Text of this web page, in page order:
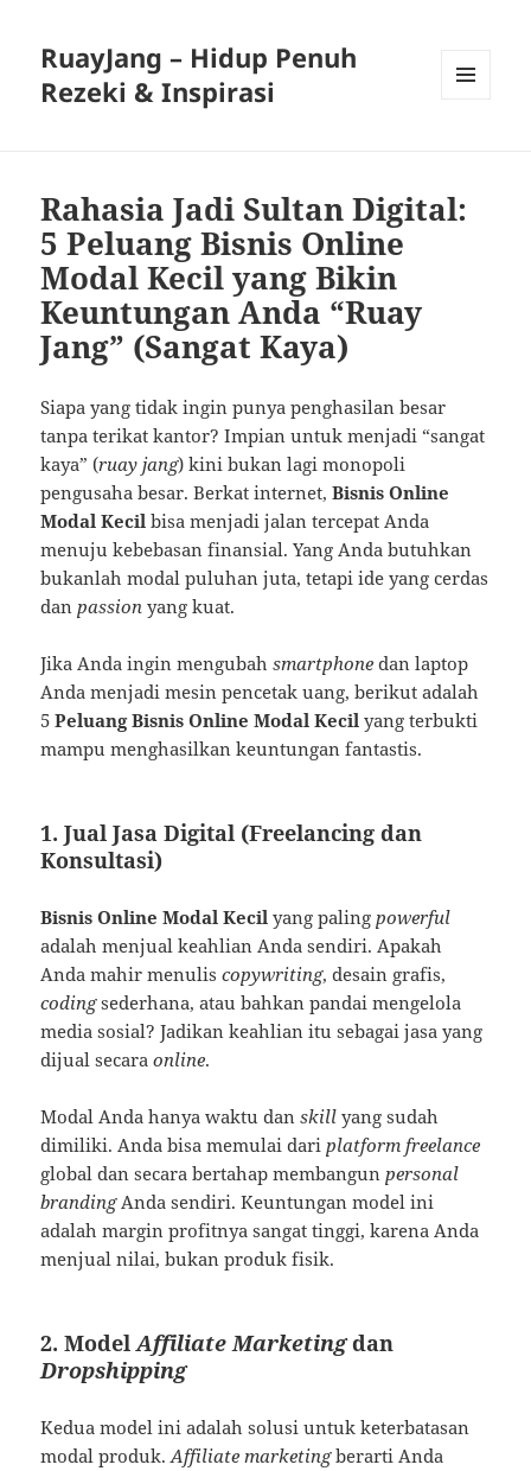
RuayJang – Hidup Penuh
Rezeki & Inspirasi
Rahasia Jadi Sultan Digital:
5 Peluang Bisnis Online
Modal Kecil yang Bikin
Keuntungan Anda “Ruay
Jang” (Sangat Kaya)
Siapa yang tidak ingin punya penghasilan besar
tanpa terikat kantor? Impian untuk menjadi “sangat
kaya” (ruay jang) kini bukan lagi monopoli
pengusaha besar. Berkat internet,Bisnis Online
Modal Kecil bisa menjadi jalan tercepat Anda
menuju kebebasan finansial. Yang Anda butuhkan
bukanlah modal puluhan juta, tetapi ide yang cerdas
danpassion yang kuat.
Jika Anda ingin mengubahsmartphone dan laptop
Anda menjadi mesin pencetak uang, berikut adalah
5Peluang Bisnis Online Modal Kecil yang terbukti
mampu menghasilkan keuntungan fantastis.
1. Jual Jasa Digital (Freelancing dan
Konsultasi)
Bisnis Online Modal Kecil yang palingpowerful
adalah menjual keahlian Anda sendiri. Apakah
Anda mahir menuliscopywriting, desain grafis,
codingsederhana, atau bahkan pandai mengelola
media sosial? Jadikan keahlian itu sebagai jasa yang
dijual secaraonline.
Modal Anda hanya waktu danskill yang sudah
dimiliki. Anda bisa memulai dariplatform freelance
global dan secara bertahap membangunpersonal
brandingAnda sendiri. Keuntungan model ini
adalah margin profitnya sangat tinggi, karena Anda
menjual nilai, bukan produk fisik.
2. ModelAffiliate Marketingdan
Dropshipping
Kedua model ini adalah solusi untuk keterbatasan
modal produk.Affiliate marketingberarti Anda